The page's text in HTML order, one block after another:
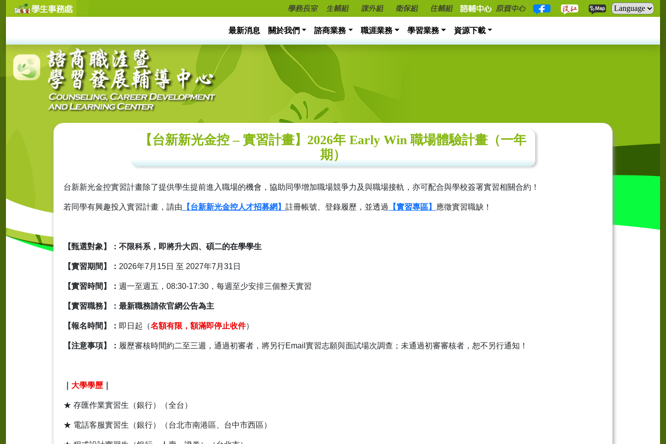
最新消息 關於我們 諮商業務 職涯業務 學習業務 資源下載
【台新新光金控 – 實習計畫】2026年 Early Win 職場體驗計畫（一年
期）
台新新光金控實習計畫除了提供學生提前進入職場的機會，協助同學增加職場競爭力及與職場接軌，亦可配合與學校簽署實習相關合約！
若同學有興趣投入實習計畫，請由 【台新新光金控人才招募網】 註冊帳號、登錄履歷，並透過 【實習專區】 應徵實習職缺！
【甄選對象】：不限科系，即將升大四、碩二的在學學生
【實習期間】： 2026年7 月 15日 至 2027年7 月 31 日
【實習時間】： 週一至週五， 08:30-17:30，每週至少安排三個整天實習
【實習職務】：最新職務請依官網公告為主
【報名時間】： 即日起（名額有限，額滿即停止收件）
【注意事項】： 履歷審核時間約二至三週 ，通過初審者，將另行Email 實習志願與面試場次調查；未通過初審審核者，恕不另行通知！
大學學歷｜
★ 存匯作業實習生（銀行）（全台）
★ 電話客服實習生（銀行）（台北市南港區、台中市西區）